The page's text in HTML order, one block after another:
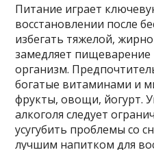
Питание играет
восстановлении после
избегать тяжелой,
замедляет пищеварение
организм.
богатые витаминами и
фрукты, овощи, йогурт.
алкоголя следует
усугубить проблемы со
лучшим напитком для